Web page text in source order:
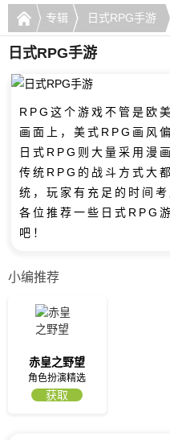
专辑 日式RPG手游
日式RPG手游
RPG这个游戏不管是欧
画面上，美式RPG画风
日式RPG则大量采用漫
传统RPG的战斗方式大
统，玩家有充足的时间
各位推荐一些日式RPG
吧！
小编推荐
赤皇之野望
角色扮演精选
获取